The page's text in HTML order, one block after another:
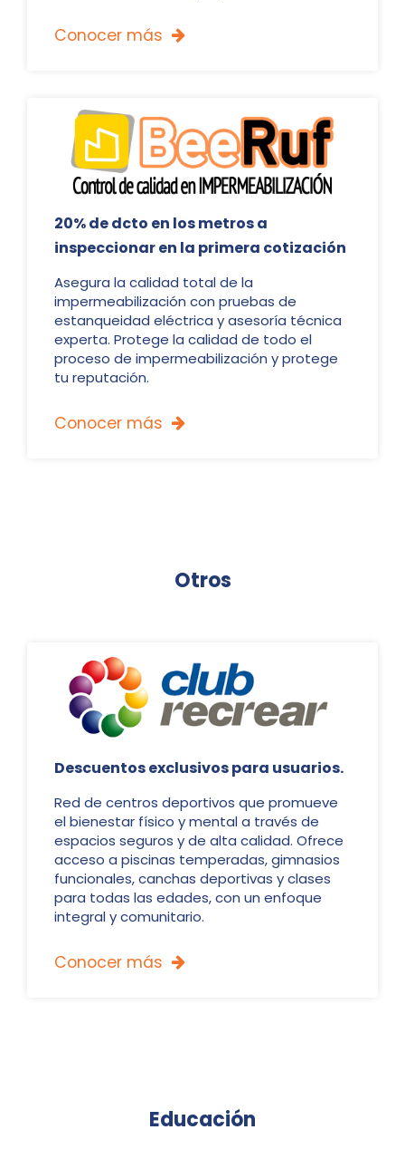
Conocer más 
20% de dcto en los metros a
inspeccionar en la primera cotización
Asegura la calidad total de la
impermeabilización con pruebas de
estanqueidad eléctrica y asesoría técnica
experta. Protege la calidad de todo el
proceso de impermeabilización y protege
tu reputación.
Conocer más 
Otros
Descuentos exclusivos para usuarios.
Red de centros deportivos que promueve
el bienestar físico y mental a través de
espacios seguros y de alta calidad. Ofrece
acceso a piscinas temperadas, gimnasios
funcionales, canchas deportivas y clases
para todas las edades, con un enfoque
integral y comunitario.
Conocer más 
Educación